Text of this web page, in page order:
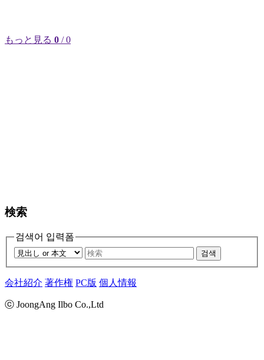
もっと見る 0 / 0
検索
검색어 입력폼
검색
会社紹介 著作権 PC版 個人情報
ⓒ JoongAng Ilbo Co.,Ltd